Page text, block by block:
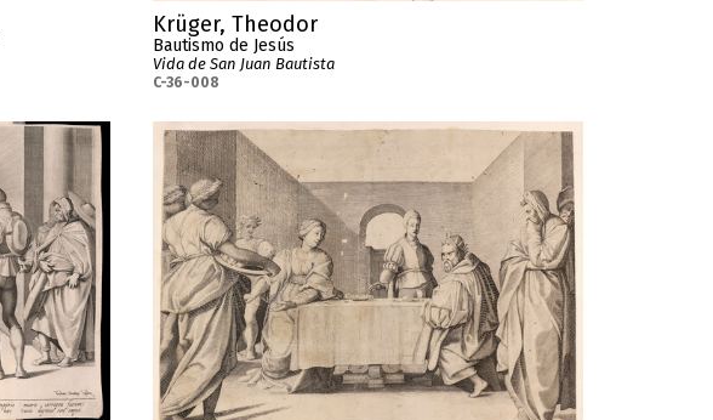
Krüger, Theodor
Bautismo de Jesús
Vida de San Juan Bautista
C-36-008